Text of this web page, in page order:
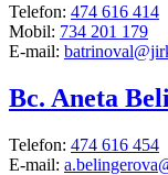
Telefon: 474 616 414
Mobil: 734 201 179
E-mail:
Bc. Aneta
Telefon: 474 616 454
E-mail: